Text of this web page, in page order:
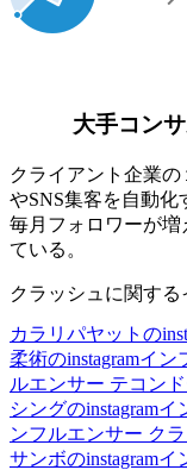
大手コン
クライアント企業
やSNS集客を自動
毎月フォロワーが
ている。
クラッシュに関す
カラリパヤットの
柔術のinstagramイン
ルエンサー テコン
シングのinstagram
ンフルエンサー ク
サンボのinstagram